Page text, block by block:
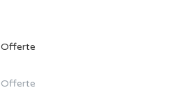
Offerte
Offerte